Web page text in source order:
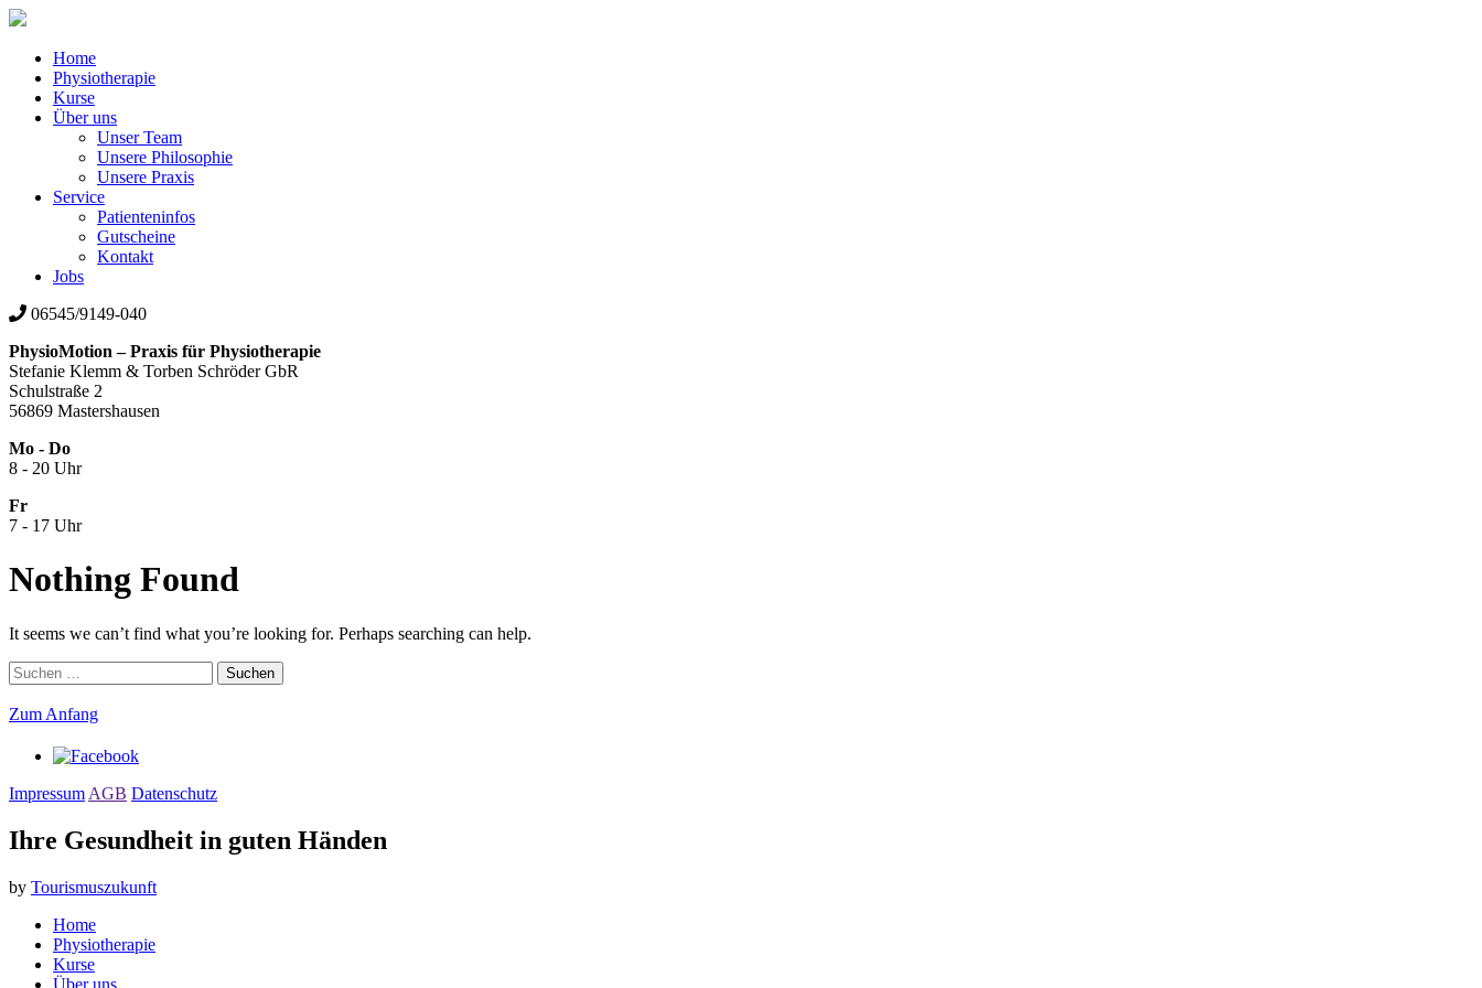
Home
Physiotherapie
Kurse
Über uns
Unser Team
Unsere Philosophie
Unsere Praxis
Service
Patienteninfos
Gutscheine
Kontakt
Jobs
06545/9149-040
PhysioMotion – Praxis für Physiotherapie
Stefanie Klemm & Torben Schröder GbR
Schulstraße 2
56869 Mastershausen
Mo - Do
8 - 20 Uhr
Fr
7 - 17 Uhr
Nothing Found
It seems we can’t find what you’re looking for. Perhaps searching can help.
Suchen
nach:
Zum Anfang
Impressum AGB Datenschutz
Ihre Gesundheit in guten Händen
by Tourismuszukunft
Home
Physiotherapie
Kurse
Über uns